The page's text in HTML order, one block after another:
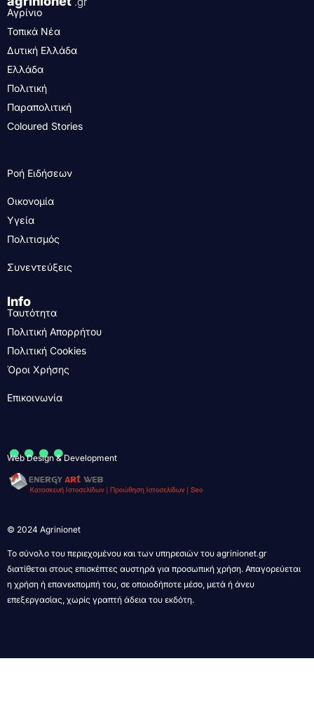
Αγρίνιο
Τοπικά Νέα
Δυτική Ελλάδα
Ελλάδα
Πολιτική
Παραπολιτική
Coloured Stories
Ροή Ειδήσεων
Οικονομία
Υγεία
Πολιτισμός
Συνεντεύξεις
Info
Ταυτότητα
Πολιτική Απορρήτου
Πολιτική Cookies
Όροι Χρήσης
Επικοινωνία
....
Web Design & Development
© 2024 Agrinionet
Το σύνολο του περιεχομένου και των υπηρεσιών του agrinionet.gr
διατίθεται στους επισκέπτες αυστηρά για προσωπική χρήση. Απαγορεύεται
η χρήση ή επανεκπομπή του, σε οποιοδήποτε μέσο, μετά ή άνευ
επεξεργασίας, χωρίς γραπτή άδεια του εκδότη.